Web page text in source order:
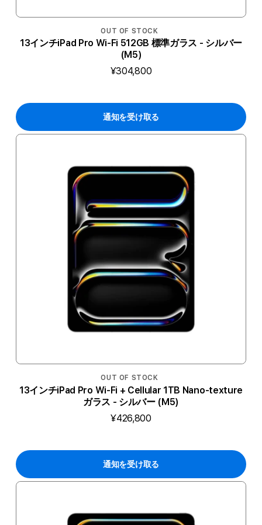
OUT OF STOCK
13インチiPad Pro Wi-Fi 512GB 標準ガラス - シルバー
(M5)
¥304,800
通知を受け取る
OUT OF STOCK
13インチiPad Pro Wi-Fi + Cellular 1TB Nano-texture
ガラス - シルバー (M5)
¥426,800
通知を受け取る